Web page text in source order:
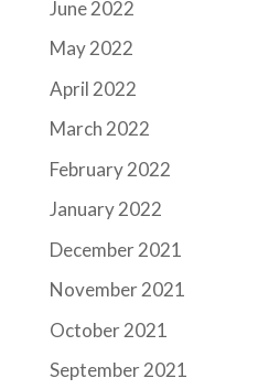
June 2022
May 2022
April 2022
March 2022
February 2022
January 2022
December 2021
November 2021
October 2021
September 2021